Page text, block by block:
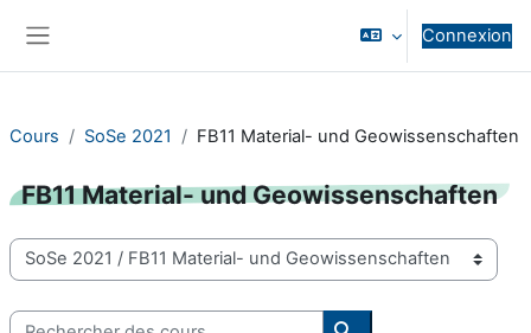
Connexion
Cours SoSe 2021 FB11 Material- und Geowissenschaften
FB11 Material- und Geowissenschaften
Catégories de cours
Rechercher des cours